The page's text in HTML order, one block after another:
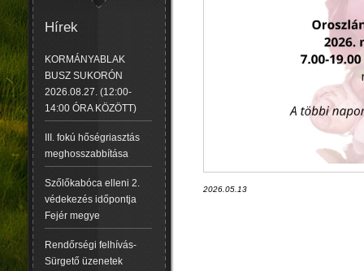
Hírek
KORMÁNYABLAK
BUSZ SUKORÓN
2026.08.27. (12:00-
14:00 ÓRA KÖZÖTT)
III. fokú hőségriasztás
meghosszabbítása
Szőlőkabóca elleni 2.
védekezés időpontja
Fejér megye
Rendőrségi felhívás-
Sürgető üzenetek
2026.05.13